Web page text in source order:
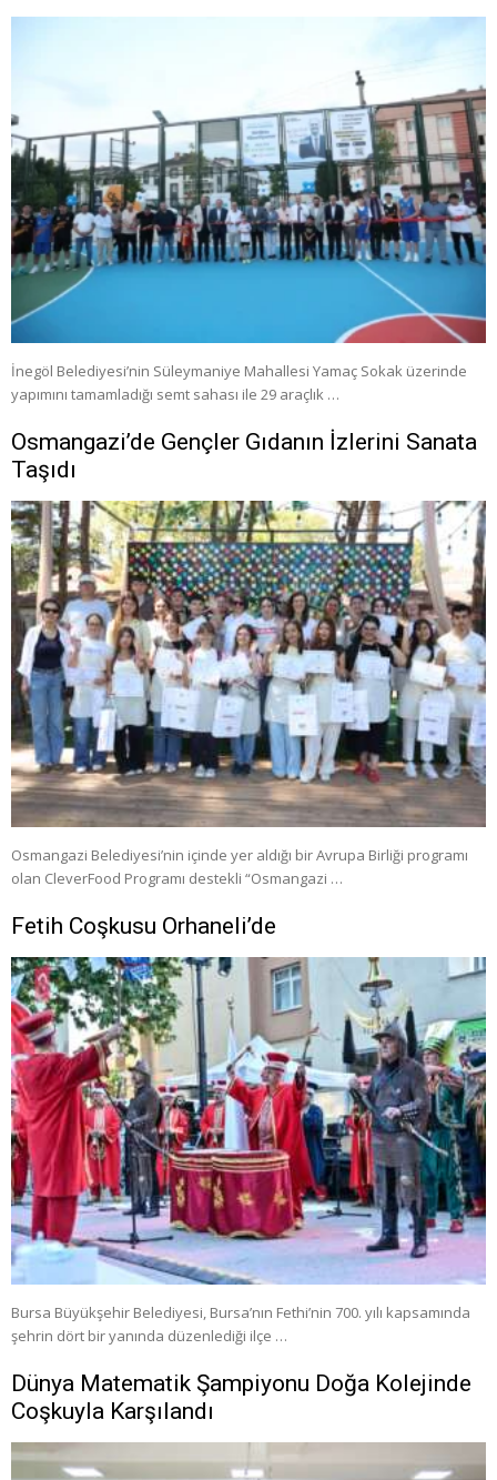
İnegöl Belediyesi’nin Süleymaniye Mahallesi Yamaç Sokak üzerinde
yapımını tamamladığı semt sahası ile 29 araçlık …
Osmangazi’de Gençler Gıdanın İzlerini Sanata
Taşıdı
Osmangazi Belediyesi’nin içinde yer aldığı bir Avrupa Birliği programı
olan CleverFood Programı destekli “Osmangazi …
Fetih Coşkusu Orhaneli’de
Bursa Büyükşehir Belediyesi, Bursa’nın Fethi’nin 700. yılı kapsamında
şehrin dört bir yanında düzenlediği ilçe …
Dünya Matematik Şampiyonu Doğa Kolejinde
Coşkuyla Karşılandı